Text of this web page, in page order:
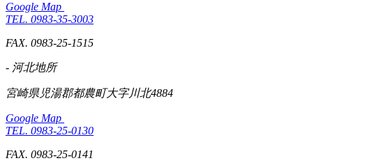
Google Map
TEL. 0983-35-3003
FAX. 0983-25-1515
- 河北地所
宮崎県児湯郡都農町大字川北4884
Google Map
TEL. 0983-25-0130
FAX. 0983-25-0141